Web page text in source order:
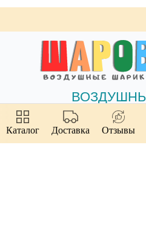
Каталог Доставка Отзывы
+7(904)
46Звоните с